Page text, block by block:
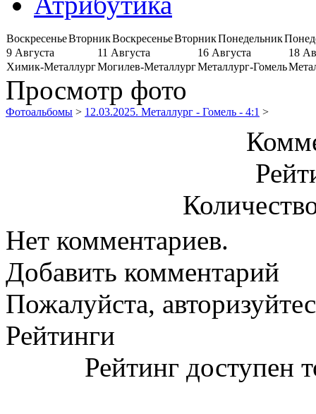
ВоскресеньеВторникВоскресеньеВторникПонедельник
9 Августа
11 Августа 16 Августа
18
Химик-МеталлургМогилев-МеталлургМеталлург-Гомель
Просмотр фото
Фотоальбомы > 12.03.2025. Металлург - Гомель - 4:1 >
Нет комментариев.
Добавить комментарий
Пожалуйста,
Рейтинги
Рейтинг доступен